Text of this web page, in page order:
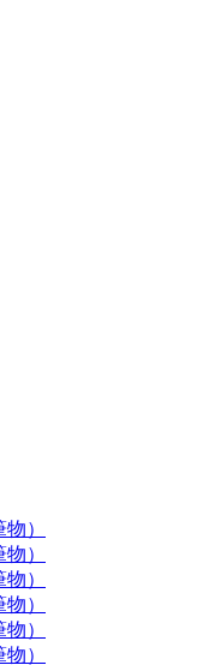
）
）
）
）
）
）